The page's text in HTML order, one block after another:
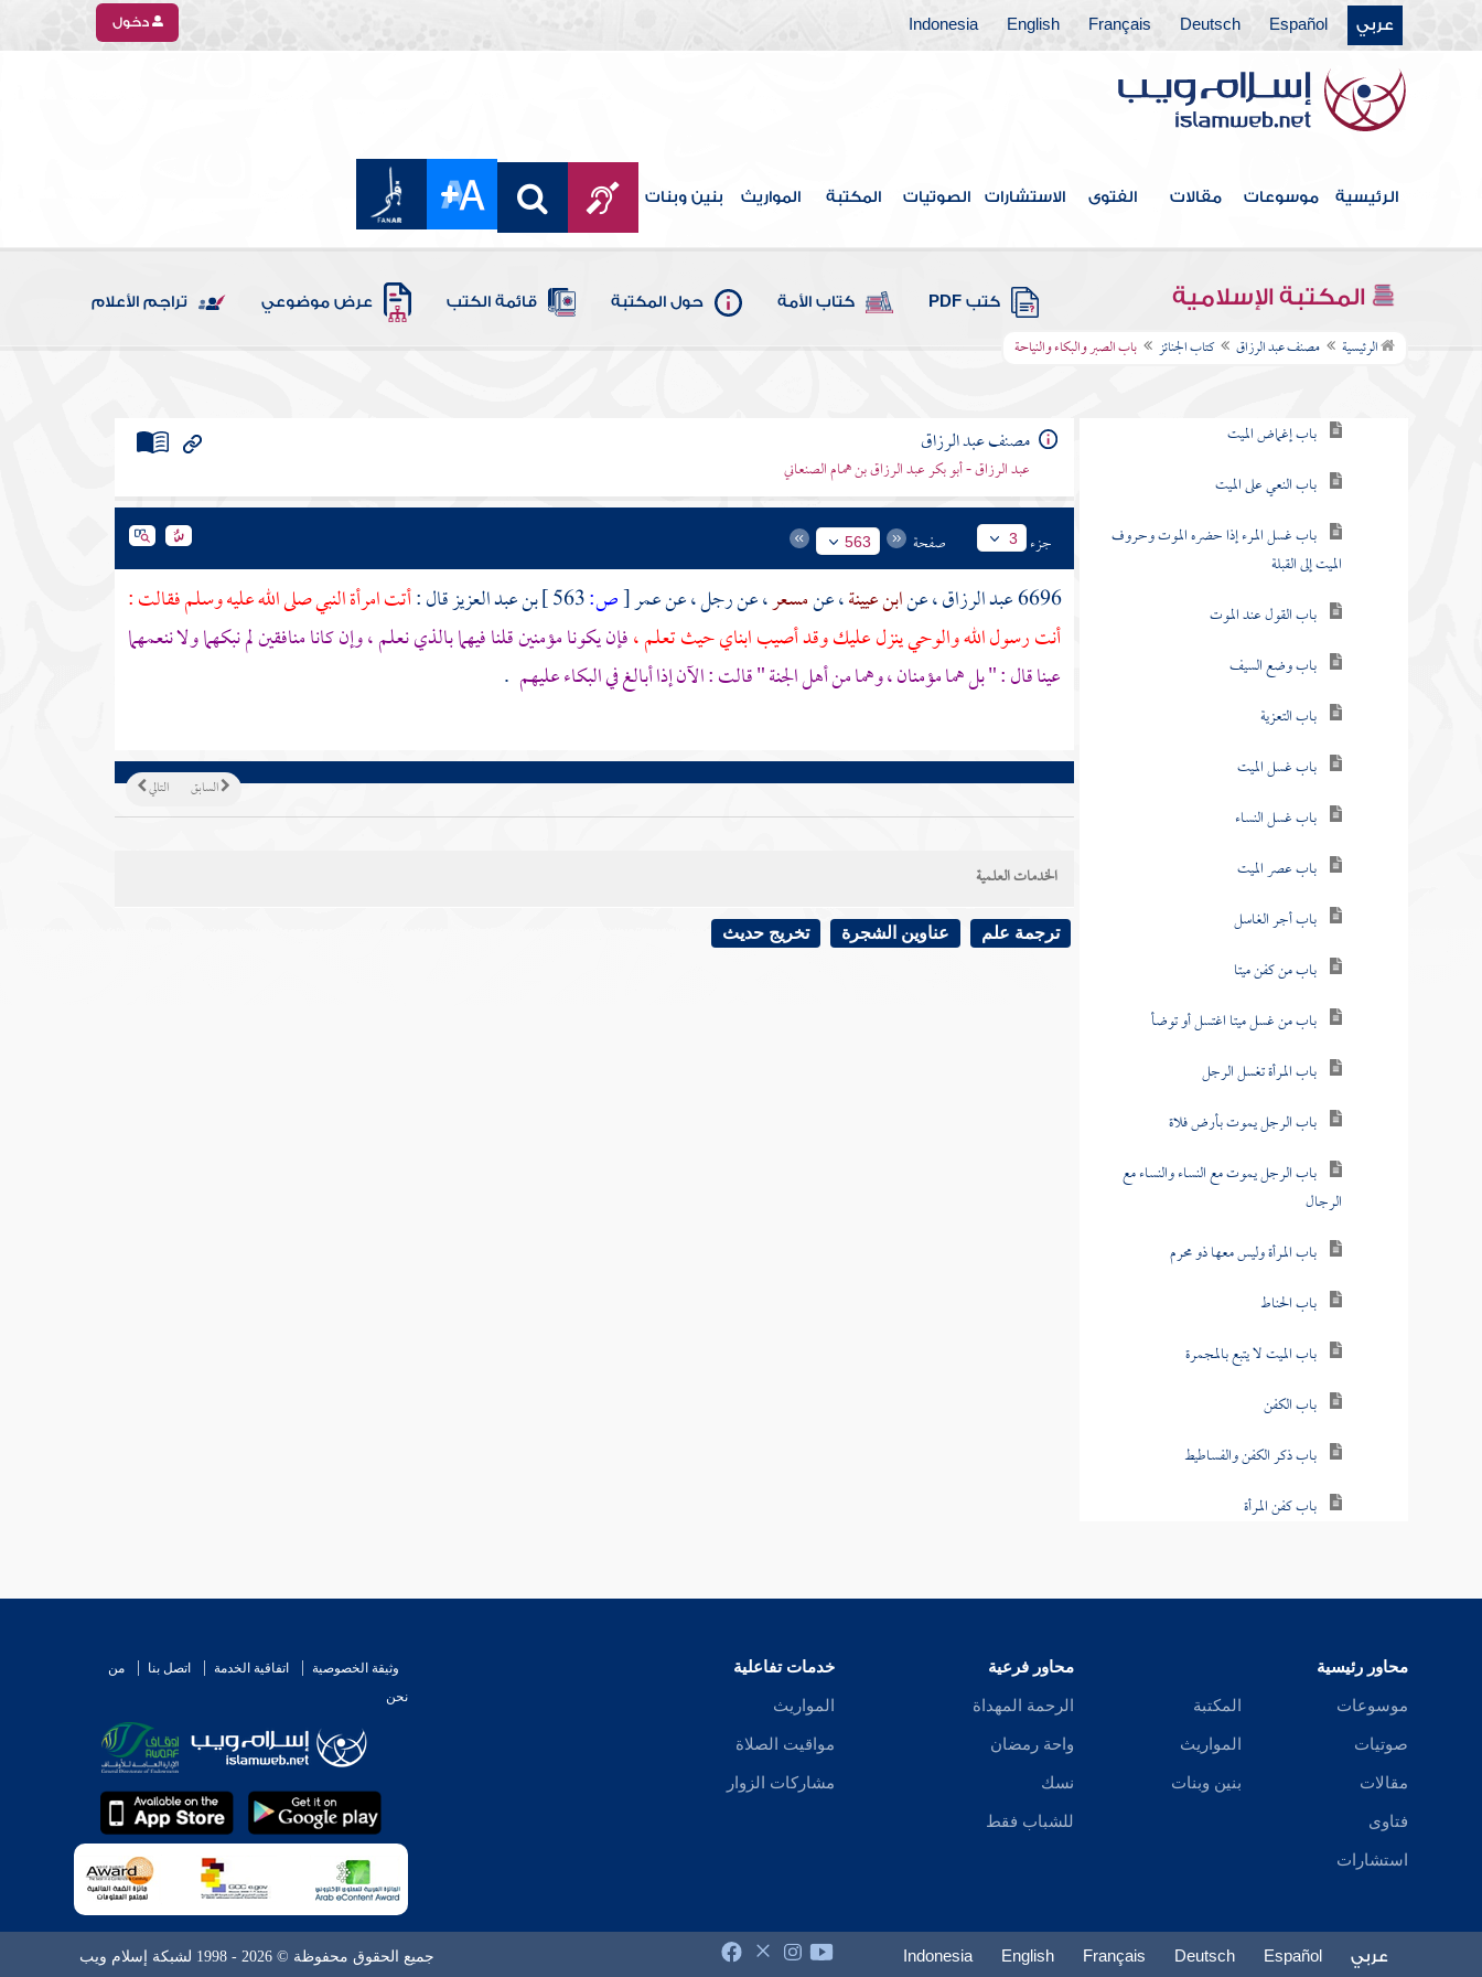
عربي Español
Deutsch
Français
English
Indonesia دخول
الرئيسية موسوعات مقالات الفتوى الاستشارات الصوتيات المكتبة المواريث بنين وبنات
المكتبة الإسلامية كتب PDF كتاب الأمة حول المكتبة قائمة الكتب عرض موضوعي تراجم الأعلام
الرئيسية مصنف عبد الرزاق كتاب الجنائز باب الصبر والبكاء والنياحة
كتاب الطهارة
كتاب الحيض
كتاب الصلاة
كتاب الجمعة
كتاب صلاة العيدين
كتاب فضائل القرآن
كتاب الجنائز
باب إغماض الميت
باب النعي على الميت
باب غسل المرء إذا حضره الموت وحروف
الميت إلى القبلة
باب القول عند الموت
باب وضع السيف
باب التعزية
باب غسل الميت
باب غسل النساء
باب عصر الميت
باب أجر الغاسل
باب من كفن ميتا
باب من غسل ميتا اغتسل أو توضأ
باب المرأة تغسل الرجل
باب الرجل يموت بأرض فلاة
باب الرجل يموت مع النساء والنساء مع
الرجال
باب المرأة وليس معها ذو محرم
باب الحناط
باب الميت لا يتبع بالمجمرة
باب الكفن
باب ذكر الكفن والفساطيط
باب كفن المرأة
باب كفن الصبي
باب النعش والاستغفار
باب المشي بالجنازة
باب الصلاة على الجنازة على غير وضوء
مصنف عبد الرزاق
عبد الرزاق - أبو بكر عبد الرزاق بن همام الصنعاني
جزء 3 صفحة 563
6696عبد الرزاق، عنابن عيينة، عنمسعر، عن رجل ، عنعمر[ص: بن عبد العزيزقال :أتت امرأة النبي صلى الله عليه وسلم فقالت :
أنت رسول الله والوحي ينزل عليك وقد أصيب ابناي حيث تعلم ،فإن يكونا مؤمنين قلنا فيهما بالذي نعلم ، وإن كانا منافقين لم نبكهما ولا ننعمهما
عينا قال : " بل هما مؤمنان ، وهما من أهل الجنة " قالت : الآن إذا أبالغ في البكاء عليهم .
التالي السابق
الخدمات العلمية
ترجمة علم عناوين الشجرة تخريج حديث
محاور رئيسية
موسوعات
صوتيات
مقالات
فتاوى
استشارات
المكتبة
المواريث
بنين وبنات
محاور فرعية
الرحمة المهداة
واحة رمضان
نسك
للشباب فقط
خدمات تفاعلية
المواريث
مواقيت الصلاة
مشاركات الزوار
وثيقة الخصوصية اتفاقية الخدمة اتصل بنا
من
نحن
عربي Español
Deutsch
Français
English
Indonesia جميع الحقوق محفوظة © 2026 - 1998 لشبكة إسلام ويب